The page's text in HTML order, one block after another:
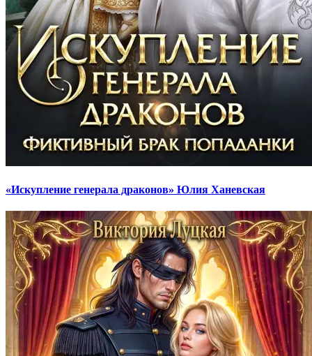
«Искупление генерала драконов» Юлия Ханевская